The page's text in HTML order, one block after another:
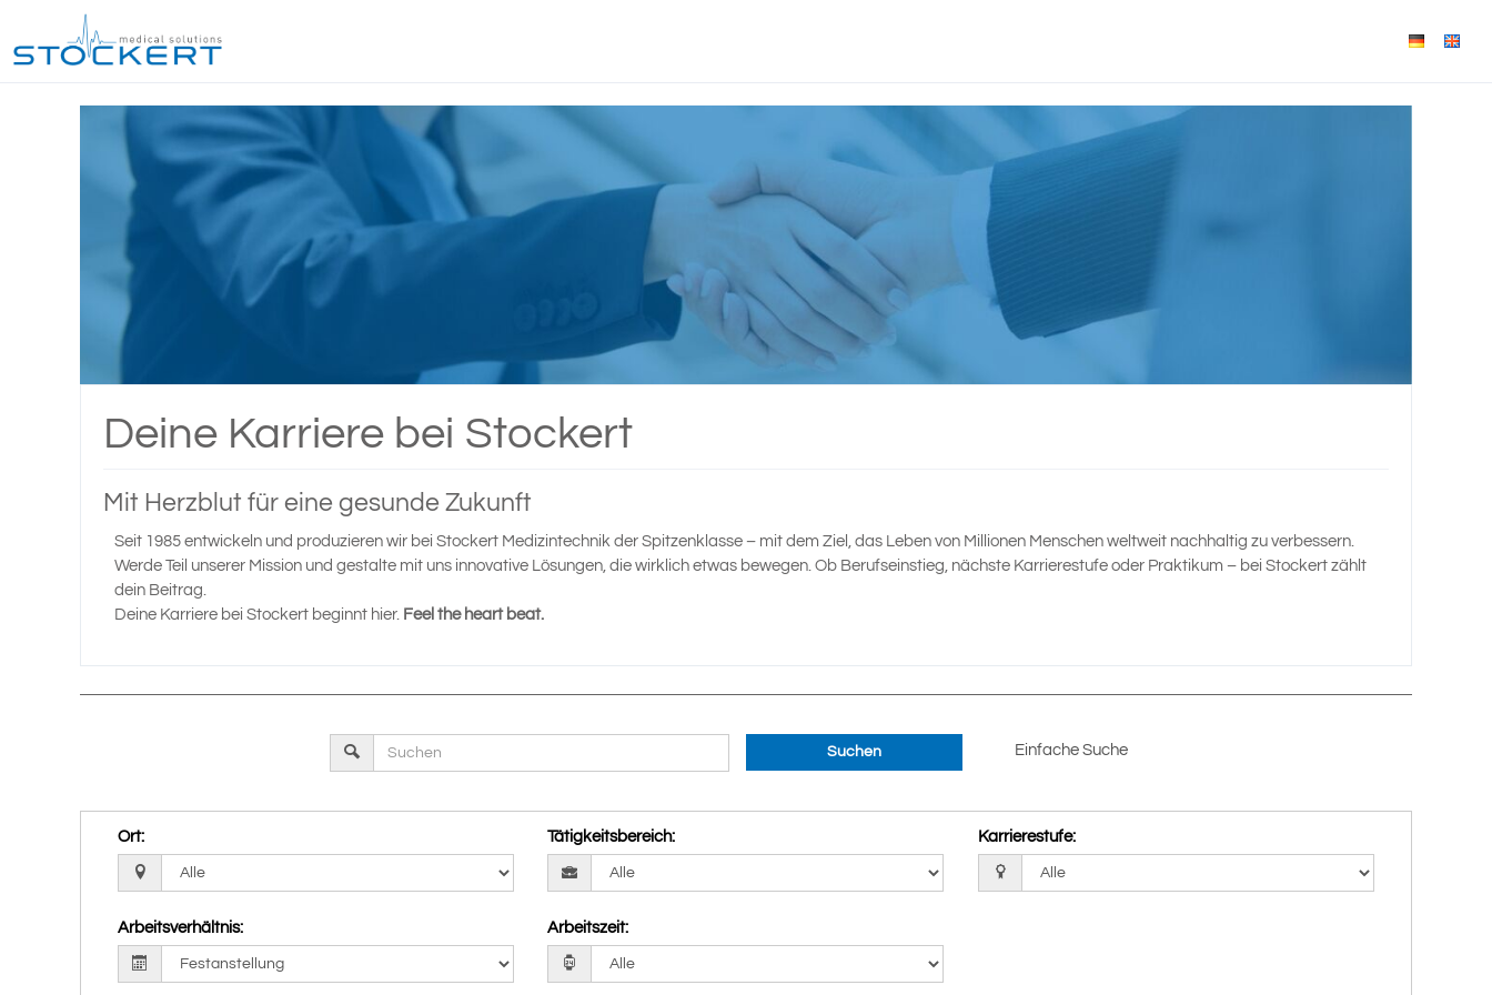
Deine Karriere bei Stockert
Mit Herzblut für eine gesunde Zukunft
Seit 1985 entwickeln und produzieren wir bei Stockert Medizintechnik der Spitzenklasse – mit dem Ziel, das Leben von Millionen Menschen weltweit nachhaltig zu verbessern.
Werde Teil unserer Mission und gestalte mit uns innovative Lösungen, die wirklich etwas bewegen. Ob Berufseinstieg, nächste Karrierestufe oder Praktikum – bei Stockert zählt
dein Beitrag.
Deine Karriere bei Stockert beginnt hier. Feel the heart beat.
Suchen Einfache Suche
Ort: Tätigkeitsbereich: Karrierestufe:
Arbeitsverhältnis: Arbeitszeit: